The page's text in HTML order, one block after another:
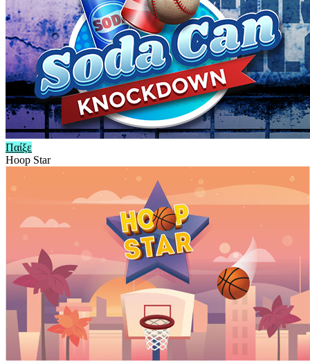
Παίξε
Hoop Star